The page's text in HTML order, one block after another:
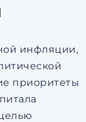
инфляции,
приоритеты